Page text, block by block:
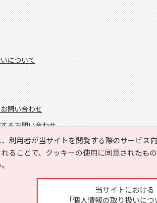
利用者が当サイトを閲覧する際のサービ
ることで、クッキーの使用に同意されたも
当サイトにおける
「個人情報の取り扱いに
について
問い合わせ
るお問い合わせ